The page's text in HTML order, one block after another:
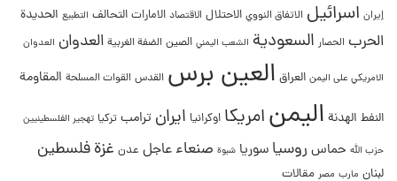
إيران اسرائيل الاتفاق النووي الاحتلال الاقتصاد الامارات التحالف التطبيع الحديدة
الحرب الحصار السعودية الشعب اليمني الصين الضفة الغربية العدوان العدوان
الامريكي على اليمن العراق العين برس القدس القوات المسلحة المقاومة
النفط الهدنة اليمنامريكا اوكرانيا ايران ترامب تركيا تهجير الفلسطينيين
حزب الله حماس روسيا سوريا شبوة صنعاء عاجل عدن غزةفلسطين
لبنان مارب مصر مقالات